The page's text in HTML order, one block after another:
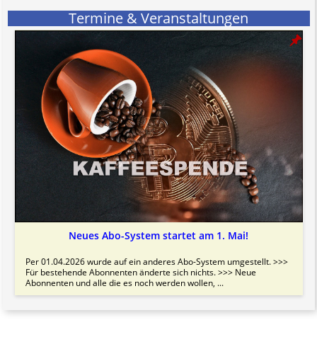
informativen Charakter.
Bitte beachten Sie in dem Zusammenhang auch unsereAGB.
Termine & Veranstaltungen
Neues Abo-System startet am 1. Mai!
Per 01.04.2026 wurde auf ein anderes Abo-System umgestellt. >>>
Für bestehende Abonnenten änderte sich nichts. >>> Neue
Abonnenten und alle die es noch werden wollen, ...